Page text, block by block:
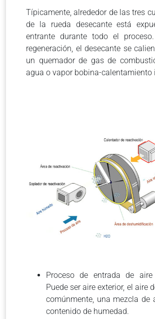
Típicamente, alrededor de las tres
de la rueda desecante está
entrante durante todo el
regeneración, el desecante se
un quemador de gas de
agua o vapor bobina-calentamiento
Proceso de entrada de
Puede ser aire exterior, el aire
comúnmente, una mezcla de
contenido de humedad.